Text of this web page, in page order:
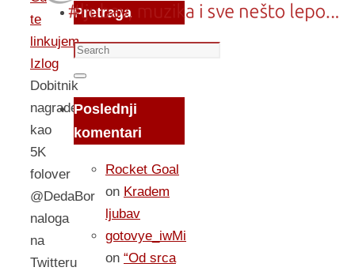
te
linkujem...
Izlog
Dobitnik
nagrade
kao
5K
folover
@DedaBor
naloga
na
Twitteru
Pretraga
Search
for:
Search
Poslednji
komentari
Rocket Goal
on Kradem
ljubav
gotovye_iwMi
on “Od srca